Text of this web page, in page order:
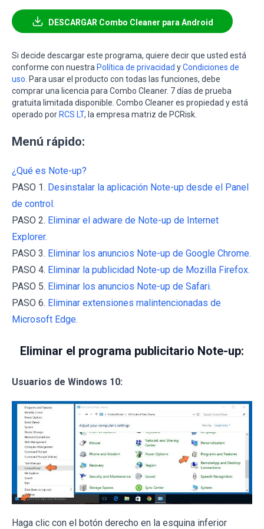
DESCARGAR Combo Cleaner para Android
Si decide descargar este programa, quiere decir que usted está
conforme con nuestra Política de privacidad yCondiciones de
uso . Para usar el producto con todas las funciones, debe
comprar una licencia para Combo Cleaner. 7 días de prueba
gratuita limitada disponible. Combo Cleaner es propiedad y está
operado por RCS LT, la empresa matriz de PCRisk.
Menú rápido:
¿Qué es Note-up?
PASO 1. Desinstalar la aplicación Note-up desde el Panel
de control.
PASO 2. Eliminar el adware de Note-up de Internet
Explorer.
PASO 3. Eliminar los anuncios Note-up de Google Chrome.
PASO 4. Eliminar la publicidad Note-up de Mozilla Firefox.
PASO 5. Eliminar los anuncios Note-up de Safari.
PASO 6. Eliminar extensiones malintencionadas de
Microsoft Edge.
Eliminar el programa publicitario Note-up:
Usuarios de Windows 10:
Haga clic con el botón derecho en la esquina inferior